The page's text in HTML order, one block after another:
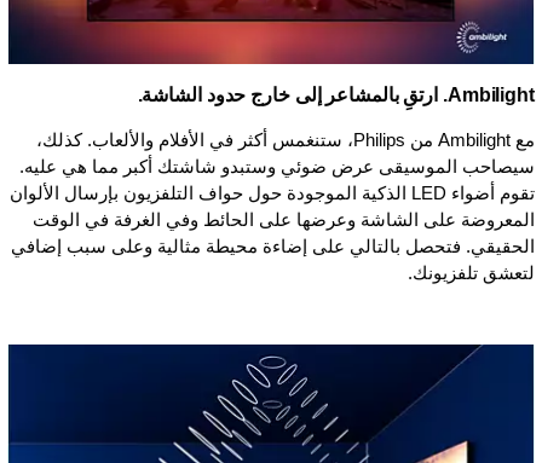
Ambilight. ارتقِ بالمشاعر إلى خارج حدود الشاشة.
مع Ambilight من Philips، ستنغمس أكثر في الأفلام والألعاب. كذلك،
سيصاحب الموسيقى عرض ضوئي وستبدو شاشتك أكبر مما هي عليه.
تقوم أضواء LED الذكية الموجودة حول حواف التلفزيون بإرسال الألوان
المعروضة على الشاشة وعرضها على الحائط وفي الغرفة في الوقت
الحقيقي. فتحصل بالتالي على إضاءة محيطة مثالية وعلى سبب إضافي
لتعشق تلفزيونك.